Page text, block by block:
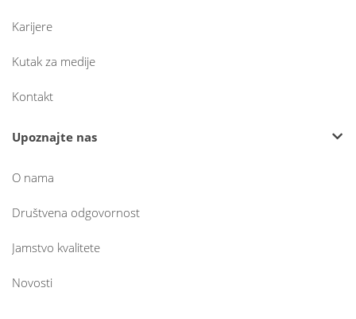
Karijere
Kutak za medije
Kontakt
Upoznajte nas
O nama
Društvena odgovornost
Jamstvo kvalitete
Novosti